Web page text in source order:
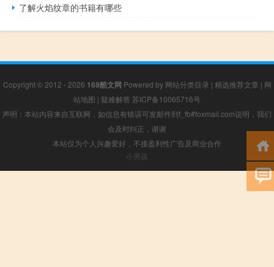
了解火焰纹章的书籍有哪些
Copyright © 2012 - 2026 168酷文网 Powered by 网站分类目录 | 精选推荐文章 | 网
站地图 | 疑难解答 苏ICP备10065716号
声明：本站内容来自互联网，如信息有错误可发邮件到f_fb#foxmail.com说明，我们
会及时纠正，谢谢
本站仅为个人兴趣爱好，不接盈利性广告及商业合作
小男孩